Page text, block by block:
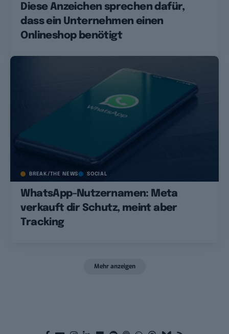
Diese Anzeichen sprechen dafür,
dass ein Unternehmen einen
Onlineshop benötigt
BREAK/THE NEWS SOCIAL
WhatsApp-Nutzernamen: Meta
verkauft dir Schutz, meint aber
Tracking
Mehr anzeigen